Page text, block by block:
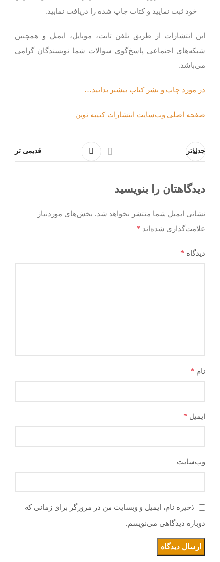
خود ثبت نمایید و کتاب چاپ شده را دریافت نمایید.
این انتشارات از طریق تلفن ثابت، موبایل، ایمیل و همچنین
شبکه‌های اجتماعی پاسخ‌گوی سؤالات شما نویسندگان گرامی
می‌باشد.
در مورد چاپ و نشر کتاب بیشتر بدانید…
صفحه اصلی وب‌سایت انتشارات کتیبه نوین
جدیدتر قدیمی تر
دیدگاهتان را بنویسید
نشانی ایمیل شما منتشر نخواهد شد. بخش‌های موردنیاز
علامت‌گذاری شده‌اند *
دیدگاه *
نام *
ایمیل *
وب‌سایت
ذخیره نام، ایمیل و وبسایت من در مرورگر برای زمانی که
دوباره دیدگاهی می‌نویسم.